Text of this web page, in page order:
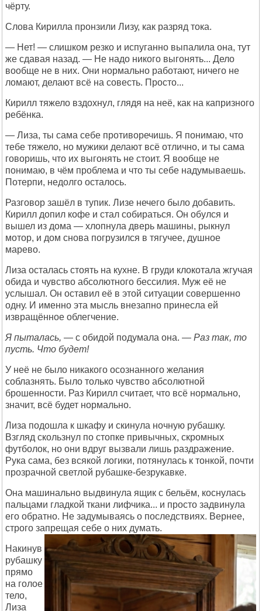
чёрту.
Слова Кирилла пронзили Лизу, как разряд тока.
— Нет! — слишком резко и испуганно выпалила она, тут
же сдавая назад. — Не надо никого выгонять... Дело
вообще не в них. Они нормально работают, ничего не
ломают, делают всё на совесть. Просто...
Кирилл тяжело вздохнул, глядя на неё, как на капризного
ребёнка.
— Лиза, ты сама себе противоречишь. Я понимаю, что
тебе тяжело, но мужики делают всё отлично, и ты сама
говоришь, что их выгонять не стоит. Я вообще не
понимаю, в чём проблема и что ты себе надумываешь.
Потерпи, недолго осталось.
Разговор зашёл в тупик. Лизе нечего было добавить.
Кирилл допил кофе и стал собираться. Он обулся и
вышел из дома — хлопнула дверь машины, рыкнул
мотор, и дом снова погрузился в тягучее, душное
марево.
Лиза осталась стоять на кухне. В груди клокотала жгучая
обида и чувство абсолютного бессилия. Муж её не
услышал. Он оставил её в этой ситуации совершенно
одну. И именно эта мысль внезапно принесла ей
извращённое облегчение.
Я пыталась, — с обидой подумала она. — Раз так, то
пусть. Что будет!
У неё не было никакого осознанного желания
соблазнять. Было только чувство абсолютной
брошенности. Раз Кирилл считает, что всё нормально,
значит, всё будет нормально.
Лиза подошла к шкафу и скинула ночную рубашку.
Взгляд скользнул по стопке привычных, скромных
футболок, но они вдруг вызвали лишь раздражение.
Рука сама, без всякой логики, потянулась к тонкой, почти
прозрачной светлой рубашке-безрукавке.
Она машинально выдвинула ящик с бельём, коснулась
пальцами гладкой ткани лифчика... и просто задвинула
его обратно. Не задумываясь о последствиях. Вернее,
строго запрещая себе о них думать.
Накинув
рубашку
прямо
на голое
тело,
Лиза